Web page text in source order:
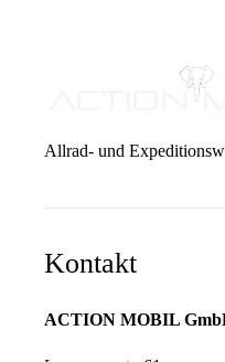
Allrad- und
Kontakt
ACTION MOBIL